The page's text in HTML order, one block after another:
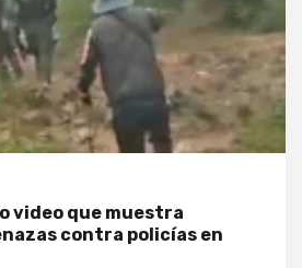
video que muestra
contra policías en